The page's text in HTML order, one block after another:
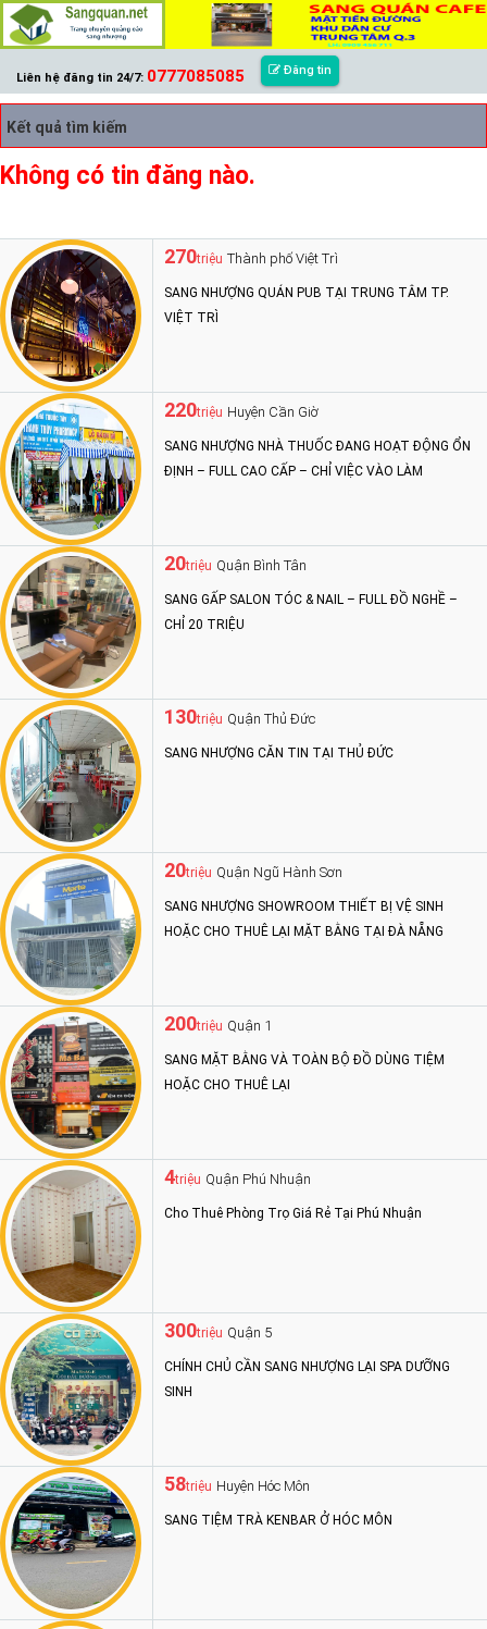
Liên hệ đăng tin 24/7: 0777085085 Đăng tin
Kết quả tìm kiếm
Không có tin đăng nào.
270triệu Thành phố Việt Trì
SANG NHƯỢNG QUÁN PUB TẠI TRUNG TÂM TP.
VIỆT TRÌ
220triệu Huyện Cần Giờ
SANG NHƯỢNG NHÀ THUỐC ĐANG HOẠT ĐỘNG ỔN
ĐỊNH – FULL CAO CẤP – CHỈ VIỆC VÀO LÀM
20triệu Quận Bình Tân
SANG GẤP SALON TÓC & NAIL – FULL ĐỒ NGHỀ –
CHỈ 20 TRIỆU
130triệu Quận Thủ Đức
SANG NHƯỢNG CĂN TIN TẠI THỦ ĐỨC
20triệu Quận Ngũ Hành Sơn
SANG NHƯỢNG SHOWROOM THIẾT BỊ VỆ SINH
HOẶC CHO THUÊ LẠI MẶT BẰNG TẠI ĐÀ NẴNG
200triệu Quận 1
SANG MẶT BẰNG VÀ TOÀN BỘ ĐỒ DÙNG TIỆM
HOẶC CHO THUÊ LẠI
4triệu Quận Phú Nhuận
Cho Thuê Phòng Trọ Giá Rẻ Tại Phú Nhuận
300triệu Quận 5
CHÍNH CHỦ CẦN SANG NHƯỢNG LẠI SPA DƯỠNG
SINH
58triệu Huyện Hóc Môn
SANG TIỆM TRÀ KENBAR Ở HÓC MÔN